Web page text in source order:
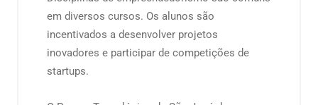
em diversos cursos. Os alunos são
incentivados a desenvolver projetos
inovadores e participar de competições de
startups.